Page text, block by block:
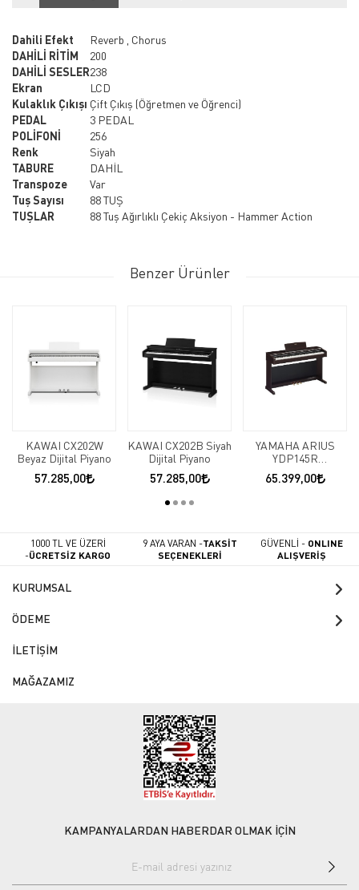
Dahili Efekt
Reverb , Chorus
DAHİLİ RİTİM
200
DAHİLİ SESLER238
Ekran
LCD
Kulaklık Çıkışı Çift Çıkış (Öğretmen ve Öğrenci)
PEDAL
3 PEDAL
POLİFONİ
256
Renk
Siyah
TABURE
DAHİL
Transpoze
Var
Tuş Sayısı
88 TUŞ
TUŞLAR
88 Tuş Ağırlıklı Çekiç Aksiyon - Hammer Action
Benzer Ürünler
KAWAI CX202W
Beyaz Dijital Piyano
57.285,00
KAWAI CX202B Siyah
Dijital Piyano
57.285,00
YAMAHA ARIUS
YDP145R
KAHVERENGİ
DİJİTAL PİYANO
65.399,00
1000 TL VE ÜZERİ
-ÜCRETSİZ KARGO
9 AYA VARAN -TAKSİT
SEÇENEKLERİ
GÜVENLİ - ONLINE
ALIŞVERİŞ
KURUMSAL
ÖDEME
İLETİŞİM
MAĞAZAMIZ
KAMPANYALARDAN HABERDAR OLMAK İÇİN